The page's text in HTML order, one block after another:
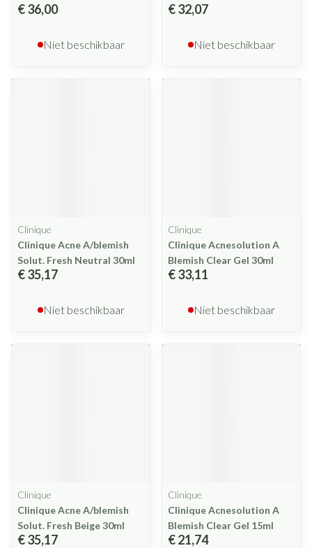
€ 36,00
Niet beschikbaar
€ 32,07
Niet beschikbaar
Clinique
Clinique Acne A/blemish
Solut. Fresh Neutral 30ml
€ 35,17
Niet beschikbaar
Clinique
Clinique Acnesolution A
Blemish Clear Gel 30ml
€ 33,11
Niet beschikbaar
Clinique
Clinique Acne A/blemish
Solut. Fresh Beige 30ml
€ 35,17
Clinique
Clinique Acnesolution A
Blemish Clear Gel 15ml
€ 21,74